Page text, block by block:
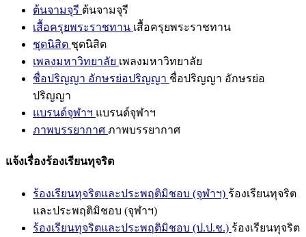
ต้นจามจุรี ต้นจามจุรี
เสื้อครุยพระราชทาน เสื้อครุยพระราชทาน
ชุดนิสิต ชุดนิสิต
เพลงมหาวิทยาลัย เพลงมหาวิทยาลัย
ชื่อปริญญา อักษรย่อปริญญา ชื่อปริญญา อักษรย่อ
ปริญญา
แบรนด์จุฬาฯ แบรนด์จุฬาฯ
ภาพบรรยากาศ ภาพบรรยากาศ
แจ้งเรื่องร้องเรียนทุจริต
ร้องเรียนทุจริตและประพฤติมิชอบ (จุฬาฯ) ร้องเรียนทุจริต
และประพฤติมิชอบ (จุฬาฯ)
ร้องเรียนทุจริตและประพฤติมิชอบ (ป.ป.ช.) ร้องเรียนทุจริต